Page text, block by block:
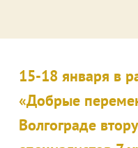
15-18 января в
«Добрые
Волгограде